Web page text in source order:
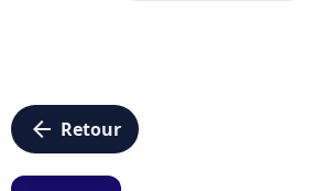
arrow_left Retour